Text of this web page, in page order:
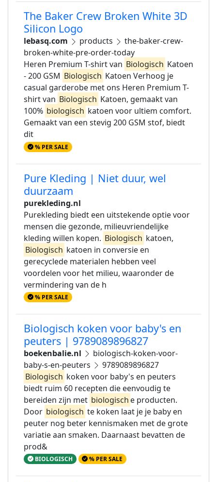
The Baker Crew Broken White 3D
Silicon Logo
lebasq.com products
the-baker-crew-
broken-white-pre-order-today
Heren Premium T-shirt van Biologisch Katoen
- 200 GSM Biologisch Katoen Verhoog je
casual garderobe met ons Heren Premium T-
shirt van Biologisch Katoen, gemaakt van
100% biologisch katoen voor ultiem comfort.
Gemaakt van een stevig 200 GSM stof, biedt
dit
% PER SALE
Pure Kleding | Niet duur, wel
duurzaam
purekleding.nl
Purekleding biedt een uitstekende optie voor
mensen die gezonde, milieuvriendelijke
kleding willen kopen. Biologisch katoen,
Biologisch katoen in conversie en
gerecyclede materialen hebben veel
voordelen voor het milieu, waaronder de
vermindering van de h
% PER SALE
Biologisch koken voor baby's en
peuters | 9789089896827
boekenbalie.nl
biologisch-koken-voor-
baby-s-en-peuters
9789089896827
Biologisch koken voor baby's en peuters
biedt ruim 60 recepten die eenvoudig te
bereiden zijn met biologisch e producten.
Door biologisch te koken laat je je baby en
peuter nog beter kennismaken met de grote
variatie aan smaken. Daarnaast bevatten de
prod&
BIOLOGISCH % PER SALE